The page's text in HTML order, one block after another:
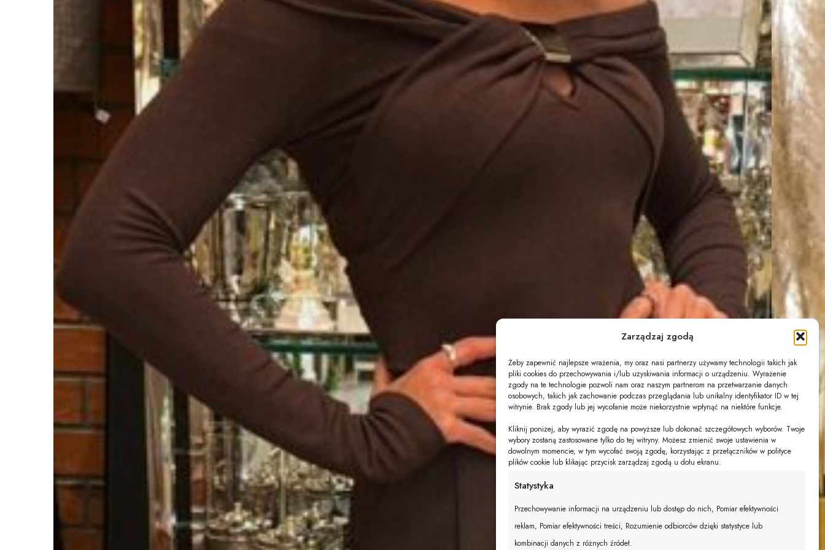
Zarządzaj zgodą
Żeby zapewnić najlepsze wrażenia, my oraz nasi partnerzy używamy technologii takich jak
pliki cookies do przechowywania i/lub uzyskiwania informacji o urządzeniu. Wyrażenie
zgody na te technologie pozwoli nam oraz naszym partnerom na przetwarzanie danych
osobowych, takich jak zachowanie podczas przeglądania lub unikalny identyfikator ID w tej
witrynie. Brak zgody lub jej wycofanie może niekorzystnie wpłynąć na niektóre funkcje.
Kliknij poniżej, aby wyrazić zgodę na powyższe lub dokonać szczegółowych wyborów. Twoje
wybory zostaną zastosowane tylko do tej witryny. Możesz zmienić swoje ustawienia w
dowolnym momencie, w tym wycofać swoją zgodę, korzystając z przełączników w polityce
plików cookie lub klikając przycisk zarządzaj zgodą u dołu ekranu.
Statystyka
Przechowywanie informacji na urządzeniu lub dostęp do nich, Pomiar efektywności
reklam, Pomiar efektywności treści, Rozumienie odbiorców dzięki statystyce lub
kombinacji danych z różnych źródeł.